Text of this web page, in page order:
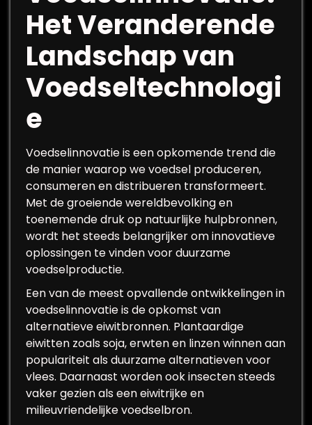
Het Veranderende
Landschap van
Voedseltechnologi
e
Voedselinnovatie is een opkomende trend die
de manier waarop we voedsel produceren,
consumeren en distribueren transformeert.
Met de groeiende wereldbevolking en
toenemende druk op natuurlijke hulpbronnen,
wordt het steeds belangrijker om innovatieve
oplossingen te vinden voor duurzame
voedselproductie.
Een van de meest opvallende ontwikkelingen in
voedselinnovatie is de opkomst van
alternatieve eiwitbronnen. Plantaardige
eiwitten zoals soja, erwten en linzen winnen aan
populariteit als duurzame alternatieven voor
vlees. Daarnaast worden ook insecten steeds
vaker gezien als een eiwitrijke en
milieuvriendelijke voedselbron.